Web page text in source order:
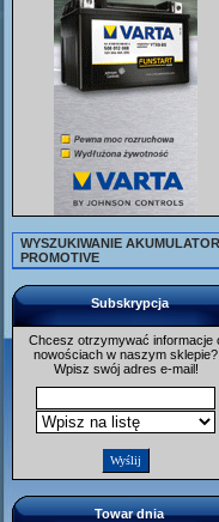
WYSZUKIWANIE
PROMOTIVE
Subskrypcja
Chcesz otrzymywać informacje
nowościach w naszym sklepie?
Wpisz swój adres e-mail!
Towar dnia